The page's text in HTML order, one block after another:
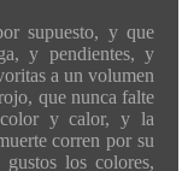
supuesto, y que
y pendientes, y
a un volumen
que nunca falte
color y calor, y la
corren por su
los colores,